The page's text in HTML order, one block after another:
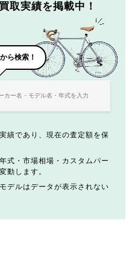
取実績を掲載中！
ら検索！
績であり、現在の査定額を保
式・市場相場・カスタムパー
動します。
デルはデータが表示されない